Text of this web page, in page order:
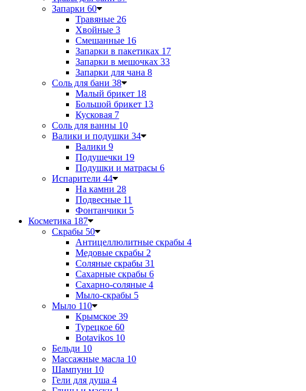
Запарки 60
Травяные 26
Хвойные 3
Смешанные 16
Запарки в пакетиках 17
Запарки в мешочках 33
Запарки для чана 8
Соль для бани 38
Малый брикет 18
Большой брикет 13
Кусковая 7
Соль для ванны 10
Валики и подушки 34
Валики 9
Подушечки 19
Подушки и матрасы 6
Испарители 44
На камни 28
Подвесные 11
Фонтанчики 5
Косметика 187
Скрабы 50
Антицеллюлитные скрабы 4
Медовые скрабы 2
Соляные скрабы 31
Сахарные скрабы 6
Сахарно-соляные 4
Мыло-скрабы 5
Мыло 110
Крымское 39
Турецкое 60
Botavikos 10
Бельди 10
Массажные масла 10
Шампуни 10
Гели для душа 4